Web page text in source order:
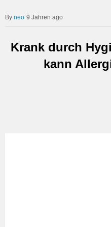
neo 9 Jahren ago
Krank durch
kann